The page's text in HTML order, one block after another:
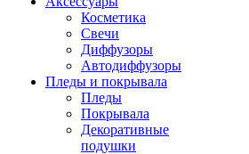
Косметика
Свечи
Диффузоры
Автодиффузоры
Пледы и покрывала
Пледы
Покрывала
Декоративные
подушки